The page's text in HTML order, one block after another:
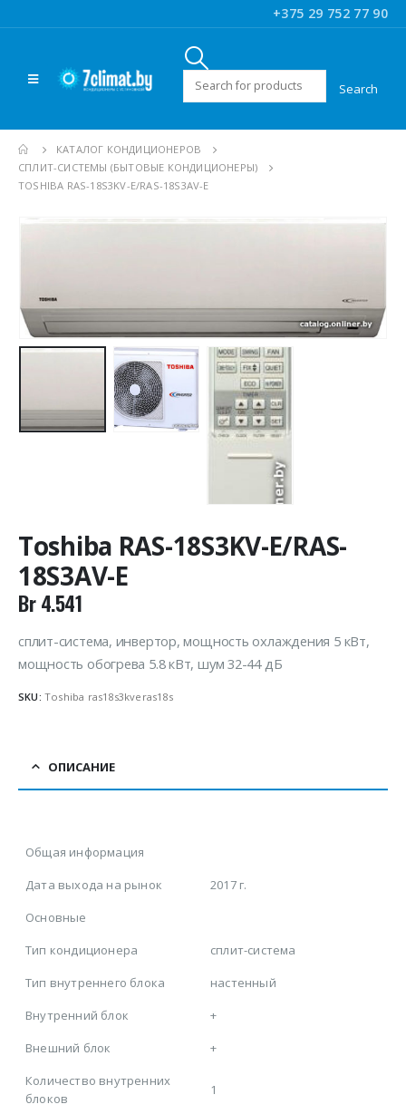
+375 29 752 77 90
Искать:
КАТАЛОГ КОНДИЦИОНЕРОВ
CПЛИТ-СИСТЕМЫ (БЫТОВЫЕ КОНДИЦИОНЕРЫ)
TOSHIBA RAS-18S3KV-E/RAS-18S3AV-E
Toshiba RAS-18S3KV-E/RAS-
18S3AV-E
Br4.541
сплит-система, инвертор, мощность охлаждения 5 кВт,
мощность обогрева 5.8 кВт, шум 32-44 дБ
SKU: Toshiba ras18s3kveras18s
ОПИСАНИЕ
Общая информация
Дата выхода на рынок
2017 г.
Основные
Тип кондиционера
сплит-система
Тип внутреннего блока
настенный
Внутренний блок
+
Внешний блок
+
Количество внутренних
блоков
1